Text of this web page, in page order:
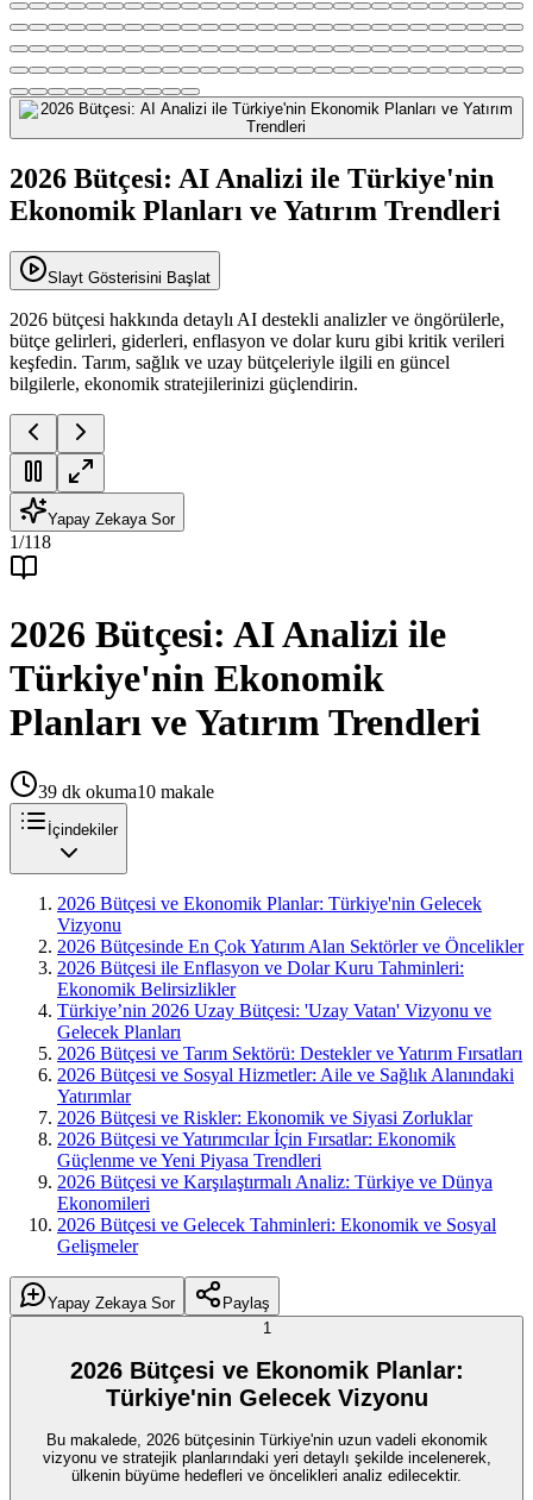
2026 Bütçesi: AI Analizi ile Türkiye'nin
Ekonomik Planları ve Yatırım Trendleri
Slayt Gösterisini Başlat
2026 bütçesi hakkında detaylı AI destekli analizler ve öngörülerle,
bütçe gelirleri, giderleri, enflasyon ve dolar kuru gibi kritik verileri
keşfedin. Tarım, sağlık ve uzay bütçeleriyle ilgili en güncel
bilgilerle, ekonomik stratejilerinizi güçlendirin.
Yapay Zekaya Sor
1/118
2026 Bütçesi: AI Analizi ile
Türkiye'nin Ekonomik
Planları ve Yatırım Trendleri
39 dk okuma10 makale
İçindekiler
2026 Bütçesi ve Ekonomik Planlar: Türkiye'nin Gelecek
Vizyonu
2026 Bütçesinde En Çok Yatırım Alan Sektörler ve Öncelikler
2026 Bütçesi ile Enflasyon ve Dolar Kuru Tahminleri:
Ekonomik Belirsizlikler
Türkiye’nin 2026 Uzay Bütçesi: 'Uzay Vatan' Vizyonu ve
Gelecek Planları
2026 Bütçesi ve Tarım Sektörü: Destekler ve Yatırım Fırsatları
2026 Bütçesi ve Sosyal Hizmetler: Aile ve Sağlık Alanındaki
Yatırımlar
2026 Bütçesi ve Riskler: Ekonomik ve Siyasi Zorluklar
2026 Bütçesi ve Yatırımcılar İçin Fırsatlar: Ekonomik
Güçlenme ve Yeni Piyasa Trendleri
2026 Bütçesi ve Karşılaştırmalı Analiz: Türkiye ve Dünya
Ekonomileri
2026 Bütçesi ve Gelecek Tahminleri: Ekonomik ve Sosyal
Gelişmeler
Yapay Zekaya Sor
Paylaş
1
2026 Bütçesi ve Ekonomik Planlar:
Türkiye'nin Gelecek Vizyonu
Bu makalede, 2026 bütçesinin Türkiye'nin uzun vadeli ekonomik
vizyonu ve stratejik planlarındaki yeri detaylı şekilde incelenerek,
ülkenin büyüme hedefleri ve öncelikleri analiz edilecektir.